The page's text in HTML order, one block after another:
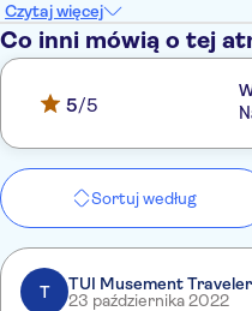
Czytaj więcej
Co inni mówią o tej
5/5
Sortuj według
T
TUI Musement Traveler
23 października 2022